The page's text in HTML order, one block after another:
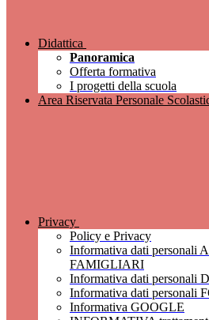
Didattica
Panoramica
Offerta formativa
I progetti della scuola
Area Riservata Personale
Privacy
Policy e Privacy
Informativa dati personali
FAMIGLIARI
Informativa dati personali
Informativa dati personali
Informativa GOOGLE